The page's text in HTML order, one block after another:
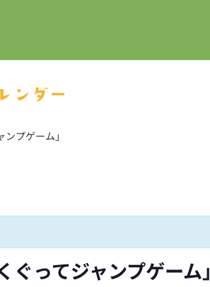
ンダー
プゲーム」
ってジャンプゲーム」